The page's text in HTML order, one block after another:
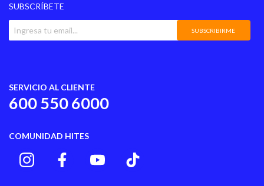
Color
SUBSCRÍBETE
SUBSCRIBIRME
SERVICIO AL CLIENTE
600 550 6000
COMUNIDAD HITES